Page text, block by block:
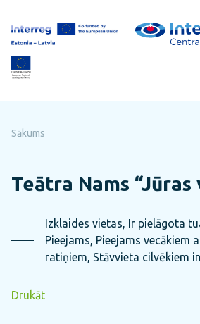
uz
lapas
saturu
Sākums
Teātra Nams “Jūras
Izklaides vietas, Ir pielāgota
Pieejams, Pieejams vecākiem
ratiņiem, Stāvvieta cilvēkiem
Drukāt